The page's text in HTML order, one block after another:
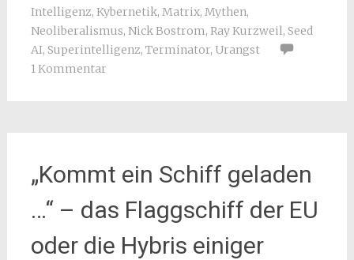
Intelligenz, Kybernetik, Matrix, Mythen,
Neoliberalismus, Nick Bostrom, Ray Kurzweil, Seed
AI, Superintelligenz, Terminator, Urangst
1 Kommentar
„Kommt ein Schiff geladen
…“ – das Flaggschiff der EU
oder die Hybris einiger